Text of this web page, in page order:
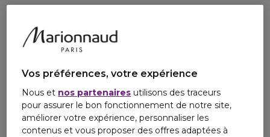
Vos préférences, votre expérience
Nous et nos partenaires utilisons des traceurs
pour assurer le bon fonctionnement de notre site,
améliorer votre expérience, personnaliser les
contenus et vous proposer des offres adaptées à